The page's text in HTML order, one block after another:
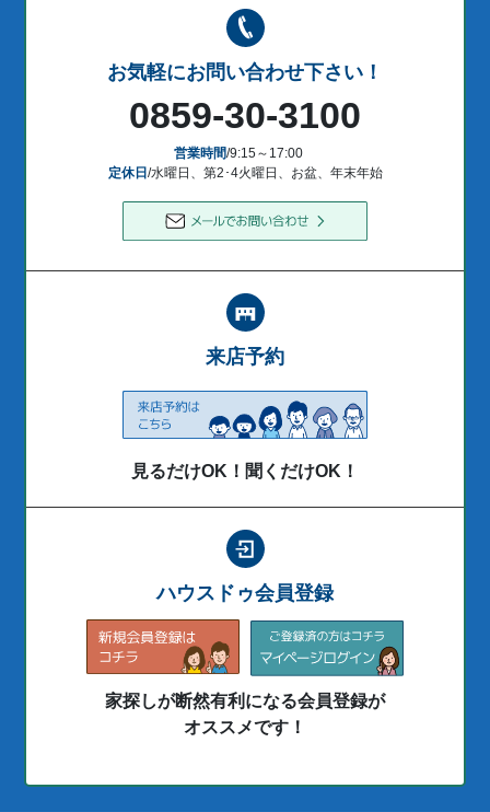
お気軽にお問い合わせ下さい！
0859-30-3100
営業時間/9:15～17:00
定休日/水曜日、第2･4火曜日、お盆、年末年始
来店予約
見るだけOK！聞くだけOK！
ハウスドゥ会員登録
家探しが断然有利になる会員登録が
オススメです！